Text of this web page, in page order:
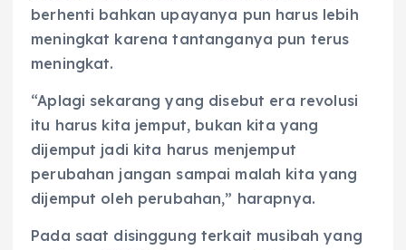
berhenti bahkan upayanya pun harus lebih
meningkat karena tantanganya pun terus
meningkat.
“Aplagi sekarang yang disebut era revolusi
itu harus kita jemput, bukan kita yang
dijemput jadi kita harus menjemput
perubahan jangan sampai malah kita yang
dijemput oleh perubahan,” harapnya.
Pada saat disinggung terkait musibah yang